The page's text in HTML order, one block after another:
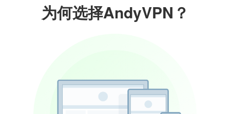
为何选择AndyVPN？